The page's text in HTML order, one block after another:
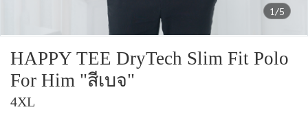
1/5
HAPPY TEE DryTech Slim Fit Polo
For Him "สีเบจ"
4XL